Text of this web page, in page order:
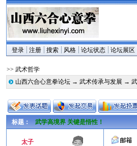
登录 注册 搜索 风格 论坛状态 论坛展区
>> 武术哲学
山西六合心意拳论坛 →武术传承与发展 →
标题： 武学高境界 关键是悟性！
太子